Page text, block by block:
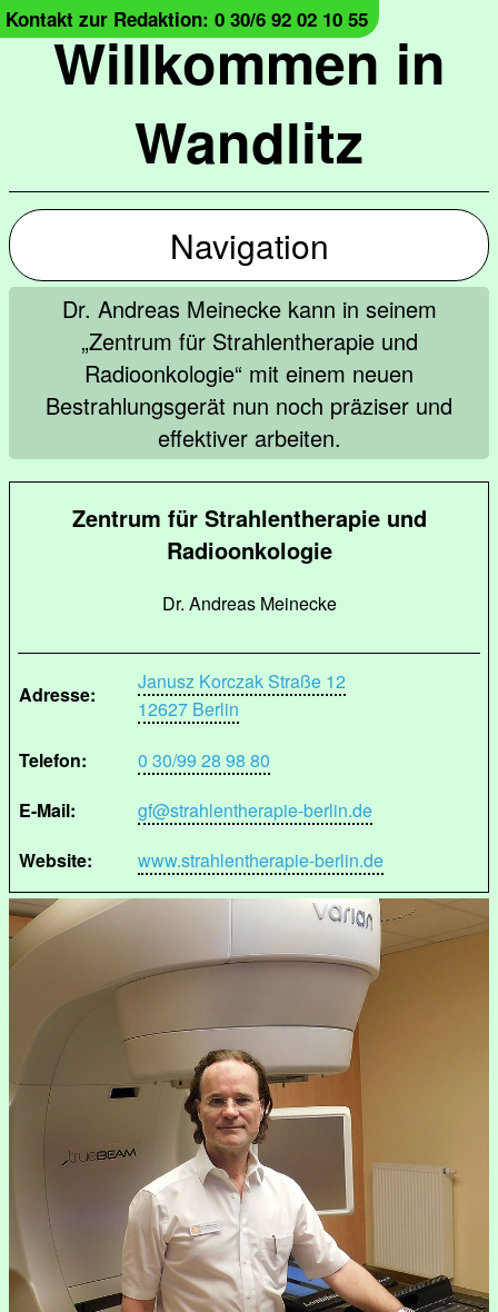
Willkommen in
Wandlitz
Kontakt zur Redaktion: 0 30/6 92 02 10 55
Navigation
Dr. Andreas Meinecke kann in seinem
„Zentrum für Strahlentherapie und
Radioonkologie“ mit einem neuen
Bestrahlungsgerät nun noch präziser und
effektiver arbeiten.
Zentrum für Strahlentherapie und
Radioonkologie
Dr. Andreas Meinecke
Adresse:
Janusz Korczak Straße 12
12627 Berlin
Telefon:
0 30/99 28 98 80
E-Mail:
gf@strahlentherapie-berlin.de
Website:
www.strahlentherapie-berlin.de